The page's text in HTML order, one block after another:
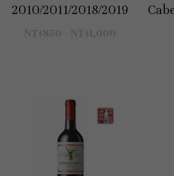
波爾多列級酒｜常規
2010/2011/2018/2019
美國｜日常選酒
澳洲 ｜日常選酒
澳洲 ｜收藏級珍藏